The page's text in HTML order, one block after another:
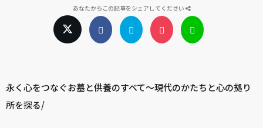
あなたからこの記事をシェアしてください
永く心をつなぐお墓と供養のすべて〜現代のかたちと心の拠り
所を探る/